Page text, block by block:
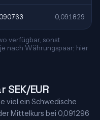
0,091829
verfügbar, sonst
nach Währungspaar; hier
EUR
viel ein Schwedische
Mittelkurs bei 0,091296